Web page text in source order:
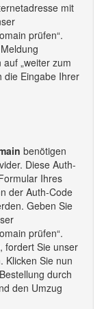
mit
prüfen“.
„weiter zum
die Eingabe Ihrer
benötigen
Diese Auth-
Ihres
der Auth-Code
Geben Sie
prüfen“.
fordert Sie unser
Klicken Sie nun
durch
den Umzug